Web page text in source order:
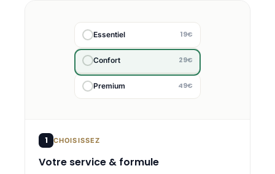
Essentiel 19€
Confort 29€
Premium 49€
1 CHOISISSEZ
Votre service & formule